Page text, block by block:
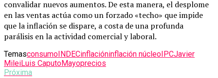
convalidar nuevos aumentos.De esta manera, el desplome
en las ventas actúa como un forzado «techo» que impide
que la inflación se dispare, a costa de una profunda
parálisis en la actividad comercial y laboral.
TemasconsumoINDECinflacióninflación núcleoIPCJavier
MileiLuis CaputoMayoprecios
Próxima